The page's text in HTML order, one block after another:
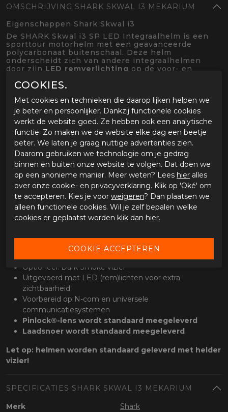
OMSCHRIJVING SHARK SKWAL I3 MEKARIUM
Eigenschappen Shark Skwal i3
De SHARK Skwal i3 SP LED Integraalhelm is een
sporttour motorhelm met een geavanceerde
polycarbonaat buitenschaal. Deze helm
onderscheidt zich van andere integraalhelmen
door zijn LED remverlichting op de voor- en
en dient tevens als remlicht. Dit werkt allemaal op
zichtbaarheid in het verkeer. Daarnaast is de Skwal
voorzien van een geïntegreerd zonnevizier en
Pinlock-lens tegen het beslaan.
Specificaties:
Soort: Integraalhelm | Sport-tour
Materiaal: Polycarbonaat
2 helmschaalmaten
Binnenschaal: EPS
Keuring: ECE22.06 gecertificeerd
Vizier: Transparant | Anti-kras | Pinlock®-voorbereid
Sluiting: Ratelsluiting
Voering: Vocht afvoerende, antibacteriële voering |
Ventilatie: Op het kinstuk | Aan de bovenzijde
Optioneel: Dark Smoke vizier
Uitgevoerd met LED (rem)lichten voor extra
zichtbaarheid
Voorbereid op N-com en universele
communicatiesystemen
Pinlock®-lens wordt standaard meegeleverd
Laadsnoer wordt standaard meegeleverd
Let op: helmen worden standaard geleverd met helder
vizier!
SPECIFICATIES SHARK SKWAL I3 MEKARIUM
Merk
Shark
COOKIES.
Met cookies en technieken die daarop lijken helpen we
je beter en persoonlijker. Dankzij functionele cookies
werkt de website goed. Ze hebben ook een analytische
functie. Zo maken we de website elke dag een beetje
beter. We laten je graag nuttige advertenties zien.
Daarom gebruiken we technologie om je gedrag
binnen en buiten onze website te volgen. Dat doen we
op een anonieme manier. Meer weten? Lees hier alles
over onze cookie- en privacyverklaring. Klik op 'Oké' om
te accepteren. Kies je voor weigeren? Dan plaatsen we
alleen functionele cookies. Wil je zelf bepalen welke
cookies er geplaatst worden klik dan hier.